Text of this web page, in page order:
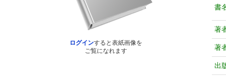
ログインすると表紙画像を
ご覧になれます
書
著
著
出